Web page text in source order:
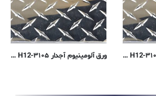
ورق آلومینیوم آجدار ۳۱۰۵-H12 – ضخامت ۱ میلیمتر ورق آلومینیوم آجدار ۳۱۰۵-H12 – ضخامت ۴ میلیمتر